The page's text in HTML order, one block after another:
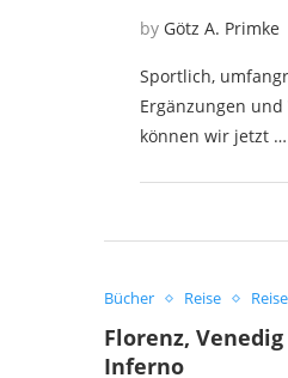
by Götz A. Primke
Sportlich,
Ergänzungen
können wir jetzt …
Bücher Reise
Florenz,
Inferno